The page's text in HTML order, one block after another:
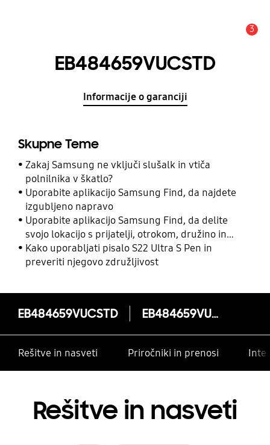
3
EB484659VUCSTD
Informacije o garanciji
Skupne Teme
Zakaj Samsung ne vključi slušalk in vtiča
polnilnika v škatlo?
Uporabite aplikacijo Samsung Find, da najdete
izgubljeno napravo
Uporabite aplikacijo Samsung Find, da delite
svojo lokacijo s prijatelji, otrokom, družino in
drugimi stiki
Kako uporabljati pisalo S22 Ultra S Pen in
preveriti njegovo združljivost
EB484659VUCSTD EB484659VUCSTD
Rešitve in nasveti Priročniki in prenosi
Rešitve in nasveti